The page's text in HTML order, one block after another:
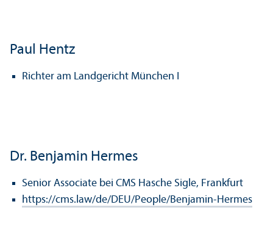
Paul Hentz
Richter am Landgericht München I
Dr. Benjamin Hermes
Senior Associate bei CMS Hasche Sigle, Frankfurt
https://cms.law/de/DEU/People/Benjamin-Hermes